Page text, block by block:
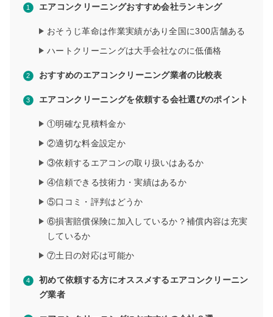
エアコンクリーニングおすすめ会社ランキング
おそうじ革命は作業実績があり全国に300店舗ある
ハートクリーニングは大手会社なのに低価格
おすすめのエアコンクリーニング業者の比較表
エアコンクリーニングを依頼する会社選びのポイント
①明確な見積料金か
②適切な料金設定か
③依頼するエアコンの取り扱いはあるか
④信頼できる技術力・実績はあるか
⑤口コミ・評判はどうか
⑥損害賠償保険に加入しているか？補償内容は充実
しているか
⑦土日の対応は可能か
初めて依頼する方にオススメするエアコンクリーニン
グ業者